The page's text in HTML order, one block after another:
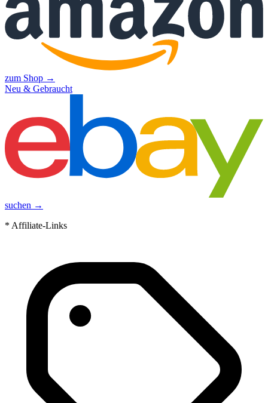
zum Shop →
Neu & Gebraucht
suchen →
* Affiliate-Links